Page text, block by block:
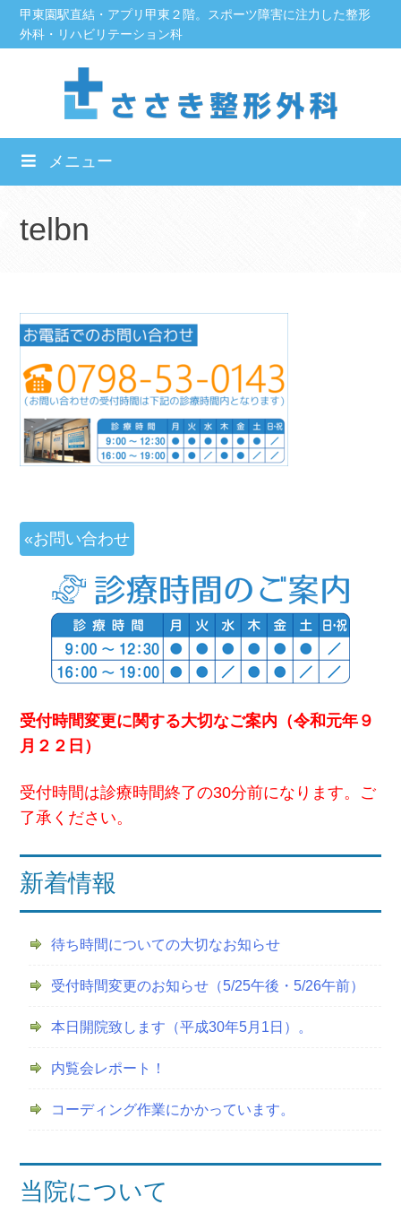
Skip甲東園駅直結・アプリ甲東２階。スポーツ障害に注力した整形
外科・リハビリテーション科
メニュー
telbn
投
ー
ョ
ン
お問い合わせ
受付時間変更に関する大切なご案内（令和元年９
月２２日）
受付時間は診療時間終了の30分前になります。ご
了承ください。
新着情報
待ち時間についての大切なお知らせ
受付時間変更のお知らせ（5/25午後・5/26午前）
本日開院致します（平成30年5月1日）。
内覧会レポート！
コーディング作業にかかっています。
当院について